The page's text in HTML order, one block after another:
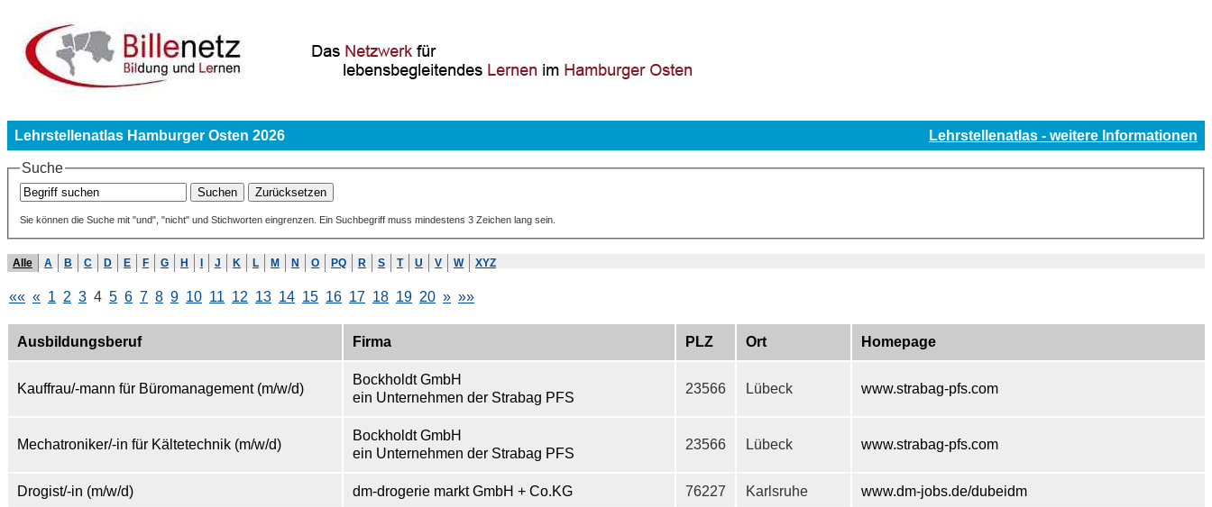
Lehrstellenatlas Hamburger Osten 2026 Lehrstellenatlas - weitere Informationen
Suche
Sie können die Suche mit "und", "nicht" und Stichworten eingrenzen. Ein Suchbegriff muss mindestens 3 Zeichen lang sein.
Alle A B C D E F G H J K L M N O PQ R S T U V W XYZ
«« « 1 2 3 4 5 6 7 8 9 10 11 12 13 14 15 16 17 18 19 20 » »»
Ausbildungsberuf Firma PLZ Ort Homepage
Kauffrau/-mann für Büromanagement (m/w/d)
Bockholdt GmbH
ein Unternehmen der Strabag PFS
23566 Lübeck www.strabag-pfs.com
Mechatroniker/-in für Kältetechnik (m/w/d)
Bockholdt GmbH
ein Unternehmen der Strabag PFS
23566 Lübeck www.strabag-pfs.com
Drogist/-in (m/w/d) dm-drogerie markt GmbH + Co.KG 76227 Karlsruhe www.dm-jobs.de/dubeidm